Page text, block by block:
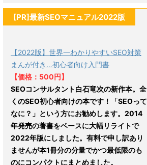
[PR]最新SEOマニュアル2022版
【2022版】世界一わかりやすいSEO対策
まんが付き…初心者向け入門書
【価格：500円】
SEOコンサルタント白石竜次の新作本。全
くのSEO初心者向けの本です！「SEOって
なに？」という方にお勧めします。2014
年発売の著書をベースに大幅リライトで
2022年版にしました。有料で申し訳あり
ませんが本1冊分の分量でかつ最低限のも
のにコンパクトにまとめました。